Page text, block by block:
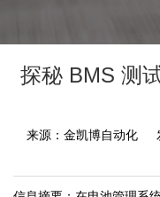
探秘 BMS 测
来源：金凯博自动化